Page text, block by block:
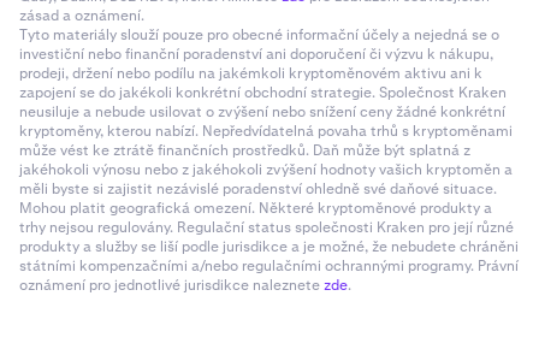
zásad a oznámení.
Tyto materiály slouží pouze pro obecné informační účely a nejedná se o
investiční nebo finanční poradenství ani doporučení či výzvu k nákupu,
prodeji, držení nebo podílu na jakémkoli kryptoměnovém aktivu ani k
zapojení se do jakékoli konkrétní obchodní strategie. Společnost Kraken
neusiluje a nebude usilovat o zvýšení nebo snížení ceny žádné konkrétní
kryptoměny, kterou nabízí. Nepředvídatelná povaha trhů s kryptoměnami
může vést ke ztrátě finančních prostředků. Daň může být splatná z
jakéhokoli výnosu nebo z jakéhokoli zvýšení hodnoty vašich kryptoměn a
měli byste si zajistit nezávislé poradenství ohledně své daňové situace.
Mohou platit geografická omezení. Některé kryptoměnové produkty a
trhy nejsou regulovány. Regulační status společnosti Kraken pro její různé
produkty a služby se liší podle jurisdikce a je možné, že nebudete chráněni
státními kompenzačními a/nebo regulačními ochrannými programy. Právní
oznámení pro jednotlivé jurisdikce naleznetezde.